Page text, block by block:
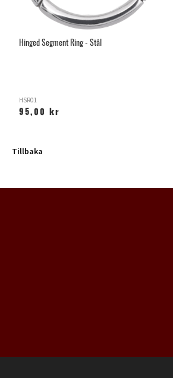
Hinged Segment Ring - Stål
HSR01
95,00 kr
Tillbaka